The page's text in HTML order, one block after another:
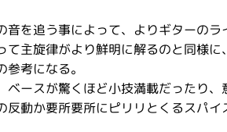
を追う事によって、よりギターの
主旋律がより鮮明に解るのと同様
考になる。
ースが驚くほど小技満載だったり
動か要所要所にピリリとくるスパ